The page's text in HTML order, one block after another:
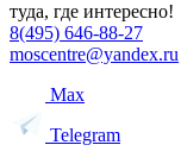
туда, где интересно!
8(495) 646-88-27
moscentre@yandex.ru
Max
Telegram